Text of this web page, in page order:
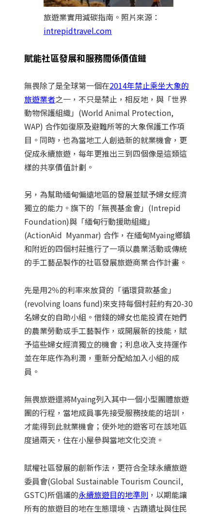
旅遊業實用減碳指南。照片來源：
intrepidtravel.com
賦能社區發展和服務關係價值鏈
無畏除了是全球第一個在2014年禁止乘坐大象的
旅遊業者之一，不只是禁止，相反地，與「世界
動物保護組織」(World Animal Protection,
WAP) 合作如復原及避難所等的大象保護工作項
目。同時，也為當地工人創造新的就業機會，更
促成永續旅遊，每年更推出三到四個像是這類這
樣的共享價值計劃。
另，為幫助緬甸偏遠地區的發展並賦予婦女經濟
獨立的能力。旗下的「無畏基金會」(Intrepid
Foundation)與「緬甸行動援助組織」
(ActionAid Myanmar) 合作，在緬甸Myaing鄉鎮
和附近的四個村莊進行了一項以農業活動或傳統
的手工藝品製作的社區發展旅遊商業合作計畫。
先是用2％的利率來放貸的「循環貸款基金」
(revolving loans fund)來支持每個村莊約有20-30
名婦女的自助小組。借錢的婦女也能投資在她們
的農業勞動或手工藝製作，或開展新的技能，賦
予這些婦女經濟獨立的機會；利息收入支持運作
並在年底作為利潤，重新分配給加入小組的成
員。
無畏旅遊還將Myaing列入其中一個小型團體旅遊
團的行程，當地成員事先接受服務技能的培訓，
才能得到此就業機會；使外地的遊客可在該地區
度過兩天，住在小屋參與當地文化交流。
賦權社區發展的創新作法，更符合全球永續旅遊
委員會(Global Sustainable Tourism Council,
GSTC)所倡議的永續旅遊目的地準則 ，以期能讓
所有的旅遊目的地在生態環境、古蹟遺址與住民